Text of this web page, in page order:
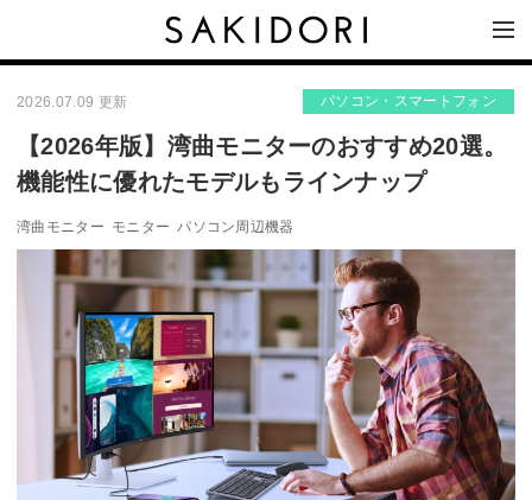
2026.07.09 更新 パソコン・スマートフォン
【2026年版】湾曲モニターのおすすめ20選。
機能性に優れたモデルもラインナップ
湾曲モニター モニター パソコン周辺機器